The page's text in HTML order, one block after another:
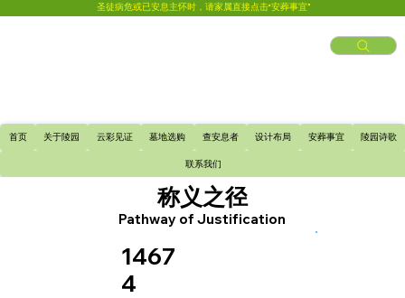
圣徒病危或已安息主怀时，请家属直接点击“安葬事宜”
首页 关于陵园 云彩见证 墓地选购 查安息者 设计布局 安葬事宜 陵园诗歌
联系我们
称义之径
Pathway of Justification
1467
4